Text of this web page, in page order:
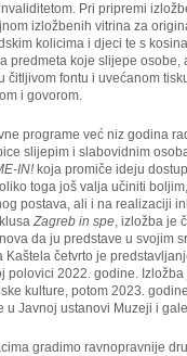
Pri pripremi
izložbenih vitrina za
kolicima i djeci te s
predmeta koje slijepe osobe,
čitljivom fontu i uvećanom
i govorom.
programe već niz godina
slijepim i slabovidnim
IN! koja promiče ideju
toga još valja učiniti
postava, ali i na realizaciji
Zagreb in spe, izložba je
da ju predstave u svojim
četvrto je
polovici 2022. godine.
kulture, potom 2023.
u Javnoj ustanovi Muzeji i
gradimo ravnopravnije